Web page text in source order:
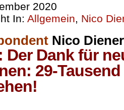
2020
In: Allgemein, Nico
Nico Diener
Der Dank für
29-